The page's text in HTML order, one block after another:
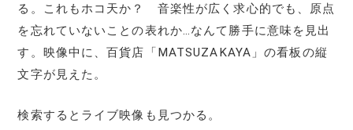
る。これもホコ天か？ 音楽性が広く求心的でも、原点
を忘れていないことの表れか…なんて勝手に意味を見出
す。映像中に、百貨店「MATSUZAKAYA」の看板の縦
文字が見えた。
検索するとライブ映像も見つかる。